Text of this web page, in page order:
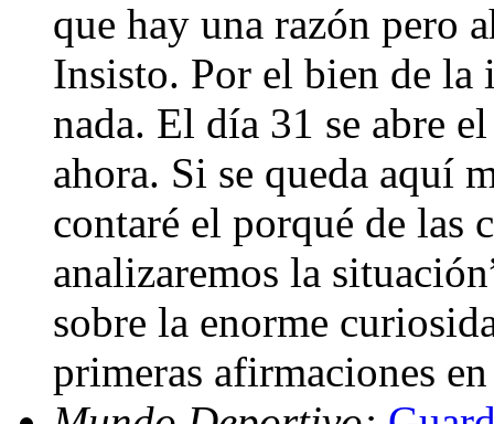
que hay una razón pero
Insisto. Por el bien de
nada. El día 31 se abre
ahora. Si se queda aquí
contaré el porqué de las
analizaremos la
sobre la enorme
primeras afirmaciones